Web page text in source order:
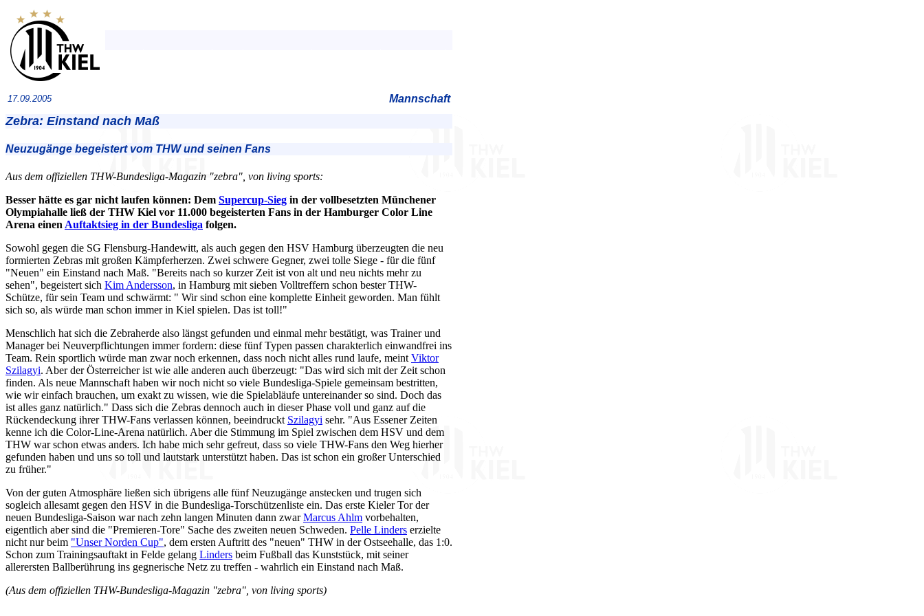
17.09.2005 Mannschaft
Zebra: Einstand nach Maß
Neuzugänge begeistert vom THW und seinen Fans
Aus dem offiziellen THW-Bundesliga-Magazin "zebra", von living sports:
Besser hätte es gar nicht laufen können: Dem Supercup-Sieg in der vollbesetzten Münchener
Olympiahalle ließ der THW Kiel vor 11.000 begeisterten Fans in der Hamburger Color Line
Arena einen Auftaktsieg in der Bundesliga folgen.
Sowohl gegen die SG Flensburg-Handewitt, als auch gegen den HSV Hamburg überzeugten die neu
formierten Zebras mit großen Kämpferherzen. Zwei schwere Gegner, zwei tolle Siege - für die fünf
"Neuen" ein Einstand nach Maß. "Bereits nach so kurzer Zeit ist von alt und neu nichts mehr zu
sehen", begeistert sich Kim Andersson, in Hamburg mit sieben Volltreffern schon bester THW-
Schütze, für sein Team und schwärmt: " Wir sind schon eine komplette Einheit geworden. Man fühlt
sich so, als würde man schon immer in Kiel spielen. Das ist toll!"
Menschlich hat sich die Zebraherde also längst gefunden und einmal mehr bestätigt, was Trainer und
Manager bei Neuverpflichtungen immer fordern: diese fünf Typen passen charakterlich einwandfrei ins
Team. Rein sportlich würde man zwar noch erkennen, dass noch nicht alles rund laufe, meint Viktor
Szilagyi. Aber der Österreicher ist wie alle anderen auch überzeugt: "Das wird sich mit der Zeit schon
finden. Als neue Mannschaft haben wir noch nicht so viele Bundesliga-Spiele gemeinsam bestritten,
wie wir einfach brauchen, um exakt zu wissen, wie die Spielabläufe untereinander so sind. Doch das
ist alles ganz natürlich." Dass sich die Zebras dennoch auch in dieser Phase voll und ganz auf die
Rückendeckung ihrer THW-Fans verlassen können, beeindruckt Szilagyi sehr. "Aus Essener Zeiten
kenne ich die Color-Line-Arena natürlich. Aber die Stimmung im Spiel zwischen dem HSV und dem
THW war schon etwas anders. Ich habe mich sehr gefreut, dass so viele THW-Fans den Weg hierher
gefunden haben und uns so toll und lautstark unterstützt haben. Das ist schon ein großer Unterschied
zu früher."
Von der guten Atmosphäre ließen sich übrigens alle fünf Neuzugänge anstecken und trugen sich
sogleich allesamt gegen den HSV in die Bundesliga-Torschützenliste ein. Das erste Kieler Tor der
neuen Bundesliga-Saison war nach zehn langen Minuten dann zwarMarcus Ahlm vorbehalten,
eigentlich aber sind die "Premieren-Tore" Sache des zweiten neuen Schweden. Pelle Linders erzielte
nicht nur beim "Unser Norden Cup", dem ersten Auftritt des "neuen" THW in der Ostseehalle, das 1:0.
Schon zum Trainingsauftakt in Felde gelang Linders beim Fußball das Kunststück, mit seiner
allerersten Ballberührung ins gegnerische Netz zu treffen - wahrlich ein Einstand nach Maß.
(Aus dem offiziellen THW-Bundesliga-Magazin "zebra", von living sports)